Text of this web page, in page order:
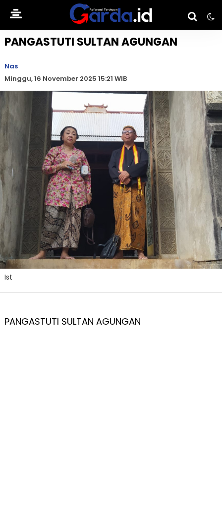
PANGASTUTI SULTAN AGUNGAN
Nas
Minggu, 16 November 2025 15:21 WIB
Ist
PANGASTUTI SULTAN AGUNGAN